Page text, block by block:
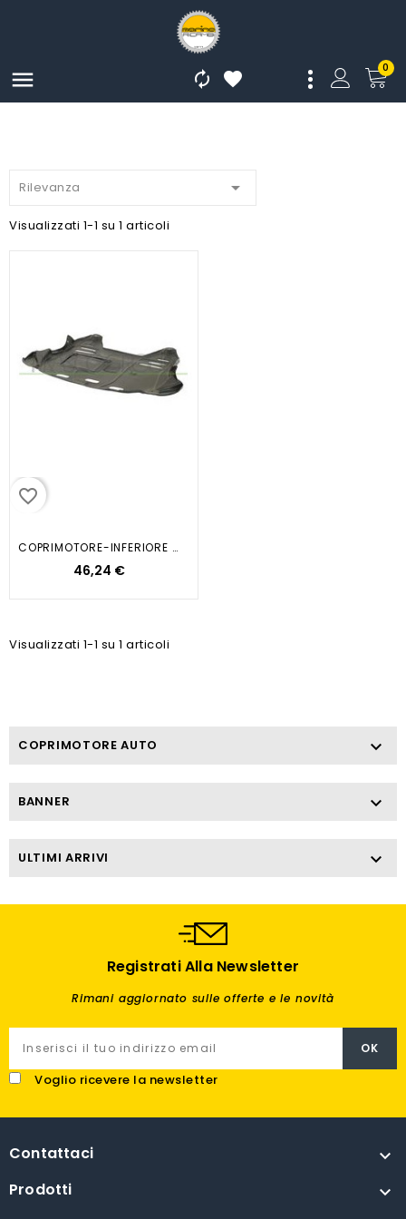
 0


Rilevanza 
Visualizzati 1-1 su 1 articoli
favorite_border
COPRIMOTORE-INFERIORE MOD. 1.6...
46,24 €
Visualizzati 1-1 su 1 articoli
COPRIMOTORE AUTO 
BANNER 
ULTIMI ARRIVI 
Registrati Alla Newsletter
Rimani aggiornato sulle offerte e le novità
Voglio ricevere la newsletter
Contattaci 
Prodotti 